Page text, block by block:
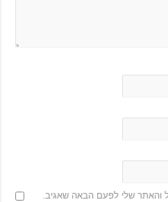
והאתר שלי לפעם הבאה שאגיב.